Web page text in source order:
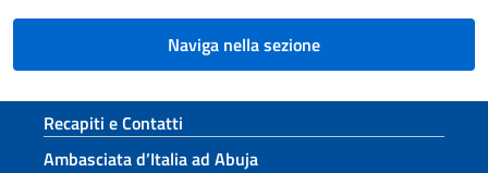
Naviga nella sezione
Sezione footer
Recapiti e Contatti
Ambasciata d’Italia ad Abuja